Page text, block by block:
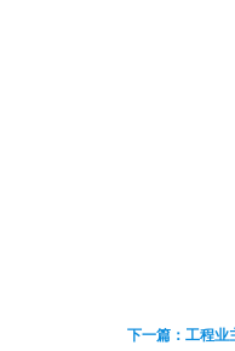
下一篇：工程业